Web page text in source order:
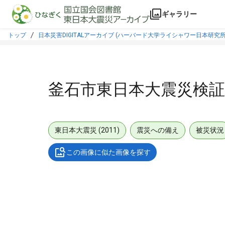
本文に飛ぶ
ギャラリー
トップ 日本災害DIGITALアーカイブ (ハーバード大学ライシャワー日本研究
釜石市東日本大震災検証
東日本大震災 (2011) 震災への備え 被災状況
この画像に似た画像を探す